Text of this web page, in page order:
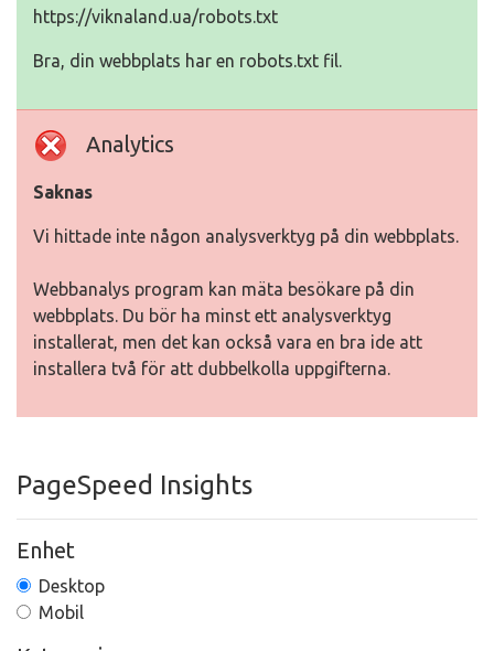
https://viknaland.ua/robots.txt
Bra, din webbplats har en robots.txt fil.
Analytics
Saknas
Vi hittade inte någon analysverktyg på din webbplats.
Webbanalys program kan mäta besökare på din
webbplats. Du bör ha minst ett analysverktyg
installerat, men det kan också vara en bra ide att
installera två för att dubbelkolla uppgifterna.
PageSpeed Insights
Enhet
Desktop
Mobil